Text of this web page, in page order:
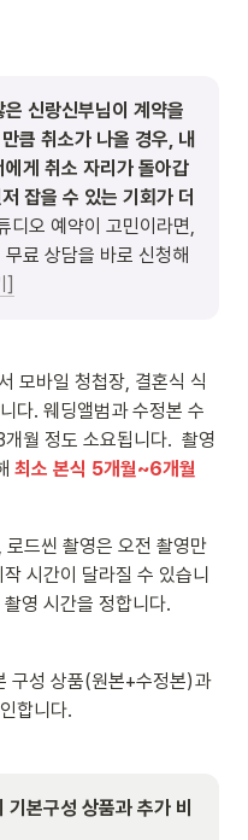
신랑신부님이 계약을
큼 취소가 나올 경우, 내
게 취소 자리가 돌아갑
잡을 수 있는 기회가 더
디오 예약이 고민이라면,
무료 상담을 바로 신청해
]
모바일 청첩장, 결혼식 식
다. 웨딩앨범과 수정본 수
월 정도 소요됩니다.  촬영
최소 본식 5개월~6개월
드씬 촬영은 오전 촬영만
시간이 달라질 수 있습니
영 시간을 정합니다.
구성 상품(원본+수정본)과
합니다.
본구성 상품과 추가 비